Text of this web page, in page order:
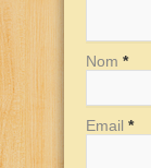
Nom *
Email *